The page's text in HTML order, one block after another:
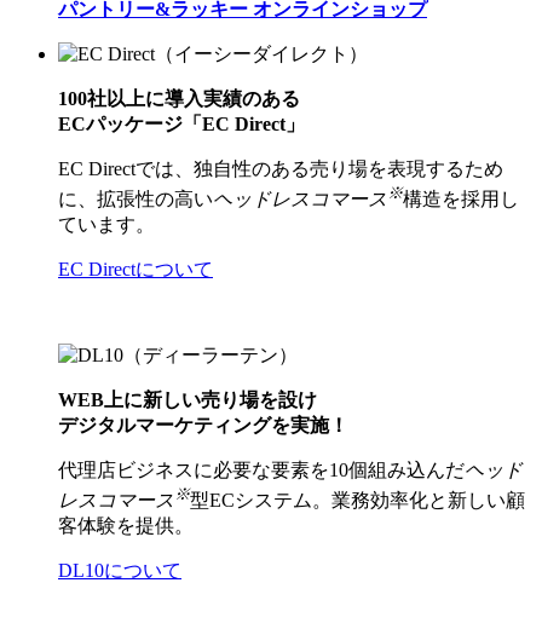
パントリー&ラッキー オンラインショップ
100社以上に導入実績のある
ECパッケージ「EC Direct」
EC Directでは、独自性のある売り場を表現するため
に、拡張性の高いヘッドレスコマース ※構造を採用し
ています。
EC Directについて
WEB上に新しい売り場を設け
デジタルマーケティングを実施！
代理店ビジネスに必要な要素を10個組み込んだヘッド
レスコマース ※型ECシステム。業務効率化と新しい顧
客体験を提供。
DL10について